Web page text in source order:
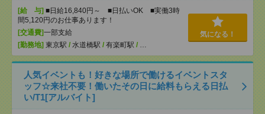
[給 与] ■日給16,840円～ ■日払いOK ■実働3時
間5,120円のお仕事あります！
[交通費]一部支給
[勤務地] 東京駅 / 水道橋駅 / 有楽町駅 / …
気になる！
人気イベントも！好きな場所で働けるイベントスタ
ッフ☆来社不要！働いたその日に給料もらえる日払
い/T1[アルバイト]